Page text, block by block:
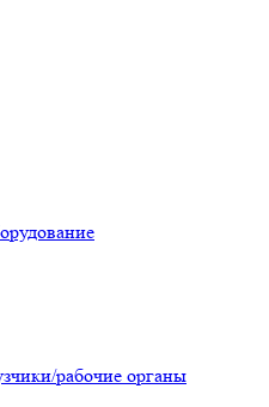
рабочие органы